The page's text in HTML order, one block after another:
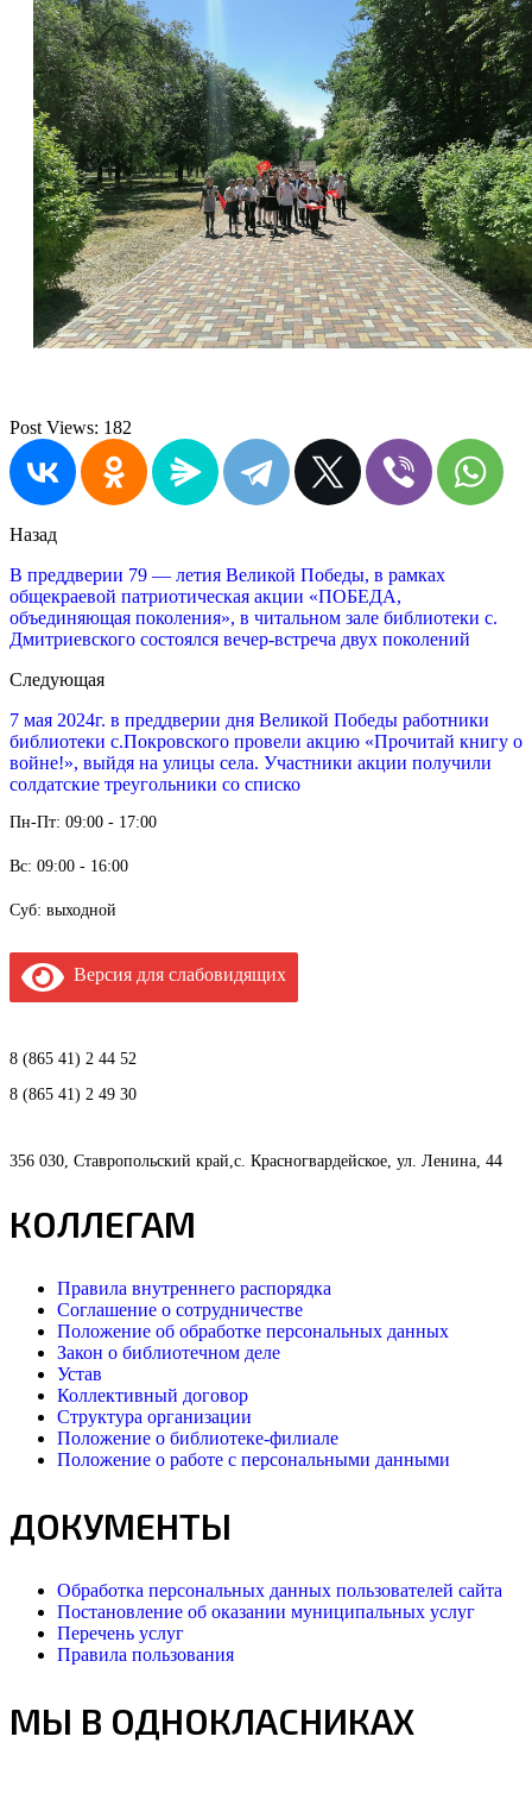
Post Views: 182
Назад
В преддверии 79 — летия Великой Победы, в рамках
общекраевой патриотическая акции «ПОБЕДА,
объединяющая поколения», в читальном зале библиотеки с.
Дмитриевского состоялся вечер-встреча двух поколений
Следующая
7 мая 2024г. в преддверии дня Великой Победы работники
библиотеки с.Покровского провели акцию «Прочитай книгу о
войне!», выйдя на улицы села. Участники акции получили
солдатские треугольники со списко
Пн-Пт: 09:00 - 17:00
Вс: 09:00 - 16:00
Суб: выходной
Версия для слабовидящих
8 (865 41) 2 44 52
8 (865 41) 2 49 30
356 030, Ставропольский край,с. Красногвардейское, ул. Ленина, 44
КОЛЛЕГАМ
Правила внутреннего распорядка
Соглашение о сотрудничестве
Положение об обработке персональных данных
Закон о библиотечном деле
Устав
Коллективный договор
Структура организации
Положение о библиотеке-филиале
Положение о работе с персональными данными
ДОКУМЕНТЫ
Обработка персональных данных пользователей сайта
Постановление об оказании муниципальных услуг
Перечень услуг
Правила пользования
МЫ В ОДНОКЛАСНИКАХ